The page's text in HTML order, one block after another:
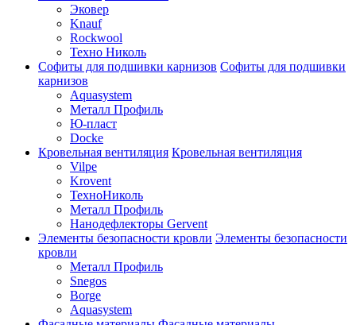
Эковер
Knauf
Rockwool
Техно Николь
Софиты для подшивки карнизов Софиты для подшивки
карнизов
Aquasystem
Металл Профиль
Ю-пласт
Docke
Кровельная вентиляция Кровельная вентиляция
Vilpe
Krovent
ТехноНиколь
Металл Профиль
Нанодефлекторы Gervent
Элементы безопасности кровли Элементы безопасности
кровли
Металл Профиль
Snegos
Borge
Aquasystem